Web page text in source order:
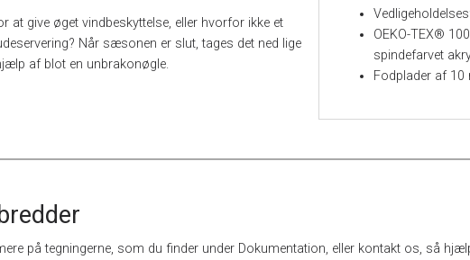
at give øget vindbeskyttelse, eller hvorfor ikke et
Når sæsonen er slut, tages det ned lige
af blot en unbrakonøgle.
OEKO-TEX®
spindefarvet
Fodplader af
på tegningerne, som du finder under Dokumentation, eller kontakt os, så